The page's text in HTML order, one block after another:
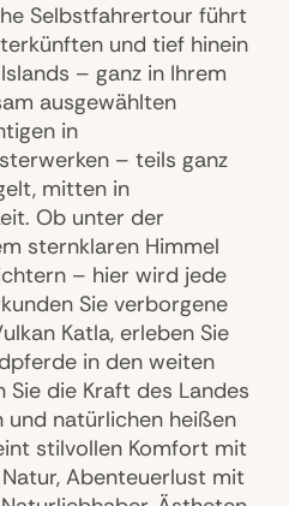
Selbstfahrertour führt
und tief hinein
– ganz in Ihrem
ausgewählten
in
– teils ganz
mitten in
Ob unter der
sternklaren Himmel
– hier wird jede
Sie verborgene
Katla, erleben Sie
in den weiten
Sie die Kraft des Landes
und natürlichen heißen
stilvollen Komfort mit
Abenteuerlust mit